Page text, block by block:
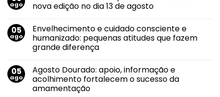
ago
nova edição no dia 13 de agosto
em
Bazar
Solidário
do
Grupo
Pela
Vida
tem
nova
edição
05
ago
Envelhecimento e cuidado consciente e
humanizado: pequenas atitudes que fazem
grande diferença
em
Envelhecimento
e
cuidado
05
ago
Agosto Dourado: apoio, informação e
acolhimento fortalecem o sucesso da
amamentação